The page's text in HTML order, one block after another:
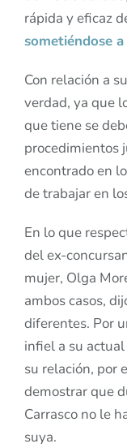
rápida y eficaz
sometiéndose
Con relación a
verdad, ya que
que tiene se
procedimientos
encontrado en
de trabajar en
En lo que
del ex-
mujer, Olga
ambos casos,
diferentes. Por
infiel a su
su relación, por
demostrar que
Carrasco no le
suya.